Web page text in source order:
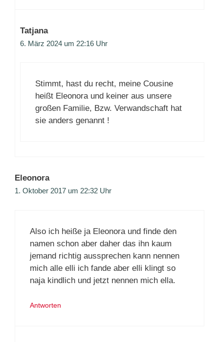
Tatjana
6. März 2024 um 22:16 Uhr
Stimmt, hast du recht, meine Cousine
heißt Eleonora und keiner aus unsere
großen Familie, Bzw. Verwandschaft hat
sie anders genannt !
Eleonora
1. Oktober 2017 um 22:32 Uhr
Also ich heiße ja Eleonora und finde den
namen schon aber daher das ihn kaum
jemand richtig aussprechen kann nennen
mich alle elli ich fande aber elli klingt so
naja kindlich und jetzt nennen mich ella.
Antworten